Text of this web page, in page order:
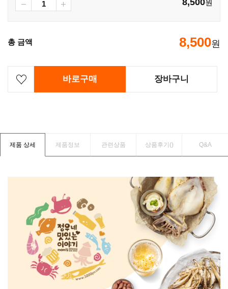
원
총 금액 8,500원
바로구매 장바구니
제품 상세 제품정보 관련상품 상품후기() Q&A